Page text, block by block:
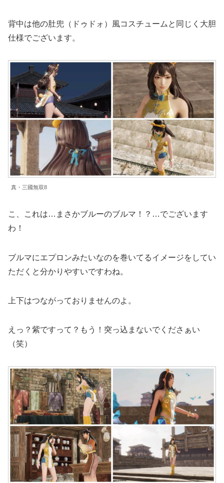
背中は他の肚兜（ドゥドォ）風コスチュームと同じく大胆
仕様でございます。
真・三國無双8
こ、これは…まさかブルーのブルマ！？…でございます
わ！
ブルマにエプロンみたいなのを巻いてるイメージをしてい
ただくと分かりやすいですわね。
上下はつながっておりませんのよ。
えっ？紫ですって？もう！突っ込まないでくださぁい
（笑）